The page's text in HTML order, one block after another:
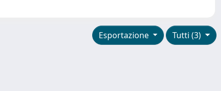
Tutti (3)
Esportazione